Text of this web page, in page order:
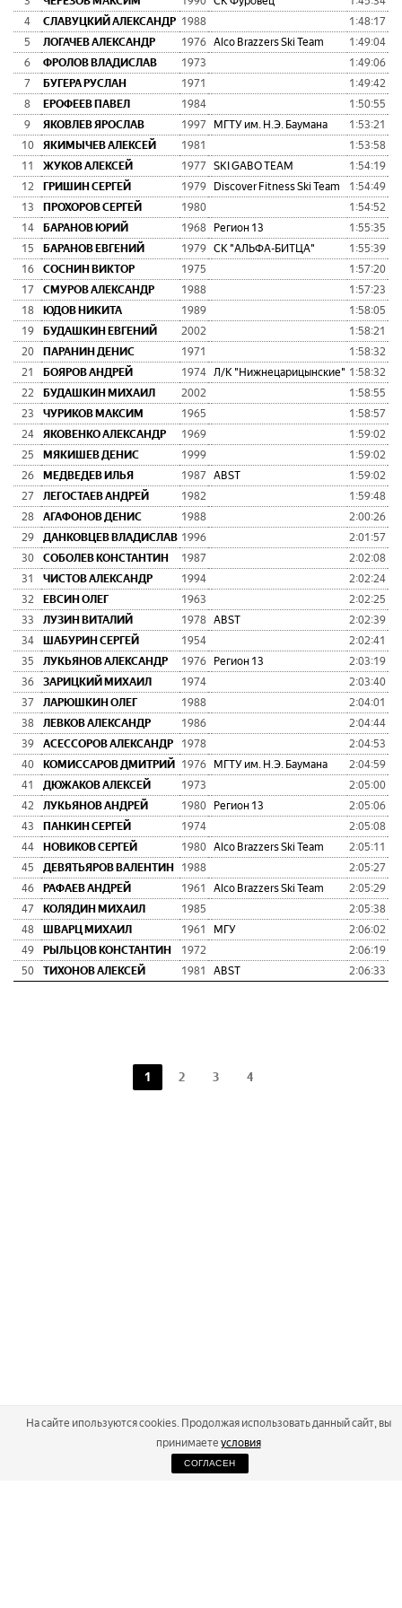
4
СЛАВУЦКИЙ АЛЕКСАНДР 1988 1:48:17
5
ЛОГАЧЕВ АЛЕКСАНДР 1976 Alco Brazzers Ski Team 1:49:04
6
ФРОЛОВ ВЛАДИСЛАВ 1973 1:49:06
7
БУГЕРА РУСЛАН 1971 1:49:42
8
ЕРОФЕЕВ ПАВЕЛ 1984 1:50:55
9
ЯКОВЛЕВ ЯРОСЛАВ 1997 МГТУ им. Н.Э. Баумана 1:53:21
10
ЯКИМЫЧЕВ АЛЕКСЕЙ 1981 1:53:58
11
ЖУКОВ АЛЕКСЕЙ 1977 SKI GABO TEAM 1:54:19
12
ГРИШИН СЕРГЕЙ 1979 Discover Fitness Ski Team 1:54:49
13
ПРОХОРОВ СЕРГЕЙ 1980 1:54:52
14
БАРАНОВ ЮРИЙ 1968 Регион 13 1:55:35
15
БАРАНОВ ЕВГЕНИЙ 1979 СК "АЛЬФА-БИТЦА" 1:55:39
16
СОСНИН ВИКТОР 1975 1:57:20
17
СМУРОВ АЛЕКСАНДР 1988 1:57:23
18
ЮДОВ НИКИТА 1989 1:58:05
19
БУДАШКИН ЕВГЕНИЙ 2002 1:58:21
20
ПАРАНИН ДЕНИС 1971 1:58:32
21
БОЯРОВ АНДРЕЙ 1974 Л/К "Нижнецарицынские" 1:58:32
22
БУДАШКИН МИХАИЛ 2002 1:58:55
23
ЧУРИКОВ МАКСИМ 1965 1:58:57
24
ЯКОВЕНКО АЛЕКСАНДР 1969 1:59:02
25
МЯКИШЕВ ДЕНИС 1999 1:59:02
26
МЕДВЕДЕВ ИЛЬЯ 1987 ABST 1:59:02
27
ЛЕГОСТАЕВ АНДРЕЙ 1982 1:59:48
28
АГАФОНОВ ДЕНИС 1988 2:00:26
29
ДАНКОВЦЕВ ВЛАДИСЛАВ 1996 2:01:57
30
СОБОЛЕВ КОНСТАНТИН 1987 2:02:08
31
ЧИСТОВ АЛЕКСАНДР 1994 2:02:24
32
ЕВСИН ОЛЕГ 1963 2:02:25
33
ЛУЗИН ВИТАЛИЙ 1978 ABST 2:02:39
34
ШАБУРИН СЕРГЕЙ 1954 2:02:41
35
ЛУКЬЯНОВ АЛЕКСАНДР 1976 Регион 13 2:03:19
36
ЗАРИЦКИЙ МИХАИЛ 1974 2:03:40
37
ЛАРЮШКИН ОЛЕГ 1988 2:04:01
38
ЛЕВКОВ АЛЕКСАНДР 1986 2:04:44
39
АСЕССОРОВ АЛЕКСАНДР 1978 2:04:53
40
КОМИССАРОВ ДМИТРИЙ 1976 МГТУ им. Н.Э. Баумана 2:04:59
41
ДЮЖАКОВ АЛЕКСЕЙ 1973 2:05:00
42
ЛУКЬЯНОВ АНДРЕЙ 1980 Регион 13 2:05:06
43
ПАНКИН СЕРГЕЙ 1974 2:05:08
44
НОВИКОВ СЕРГЕЙ 1980 Alco Brazzers Ski Team 2:05:11
45
ДЕВЯТЬЯРОВ ВАЛЕНТИН 1988 2:05:27
46
РАФАЕВ АНДРЕЙ 1961 Alco Brazzers Ski Team 2:05:29
47
КОЛЯДИН МИХАИЛ 1985 2:05:38
48
ШВАРЦ МИХАИЛ 1961 МГУ 2:06:02
49
РЫЛЬЦОВ КОНСТАНТИН 1972 2:06:19
50
ТИХОНОВ АЛЕКСЕЙ 1981 ABST 2:06:33
1 2 3 4
2026
На сайте ипользуются cookies. Продолжая использовать данный сайт, вы
принимаете условия
СОГЛАСЕН